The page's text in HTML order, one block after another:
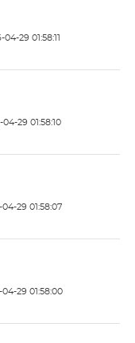
04-29 01:58:11
04-29 01:58:10
29 01:58:07
04-29 01:58:00